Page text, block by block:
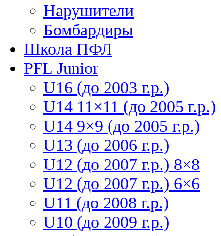
Нарушители
Бомбардиры
Школа ПФЛ
PFL Junior
U16 (до 2003 г.р.)
U14 11×11 (до 2005 г.р.)
U14 9×9 (до 2005 г.р.)
U13 (до 2006 г.р.)
U12 (до 2007 г.р.) 8×8
U12 (до 2007 г.р.) 6×6
U11 (до 2008 г.р.)
U10 (до 2009 г.р.)